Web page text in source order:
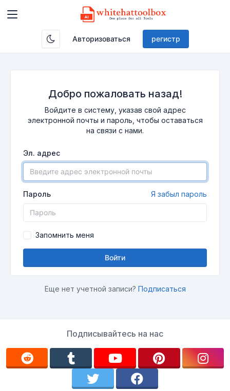
Авторизоваться регистр
Добро пожаловать назад!
Войдите в систему, указав свой адрес
электронной почты и пароль, чтобы оставаться
на связи с нами.
Эл. адрес
Пароль Я забыл пароль
Запомнить меня
Войти
Еще нет учетной записи? Подписаться
Подписывайтесь на нас